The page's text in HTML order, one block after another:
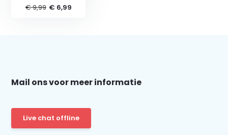
€ 9,99 € 6,99
Mail ons voor meer informatie
Live chat offline